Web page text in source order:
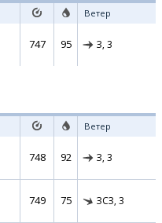
Ветер
747 95 З, 3
Ветер
748 92 З, 3
749 75 ЗСЗ, 3